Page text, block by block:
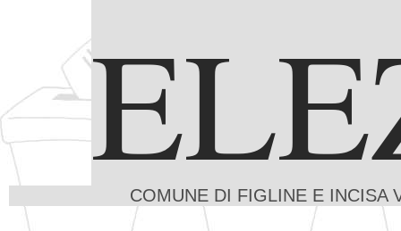
COMUNE DI FIGLINE E INCISA